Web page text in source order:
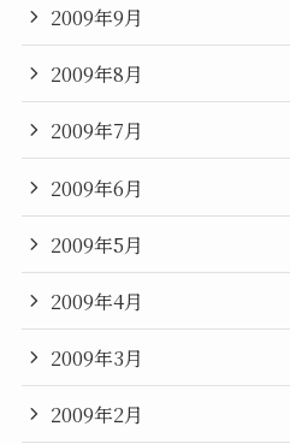
2009年9月
2009年8月
2009年7月
2009年6月
2009年5月
2009年4月
2009年3月
2009年2月